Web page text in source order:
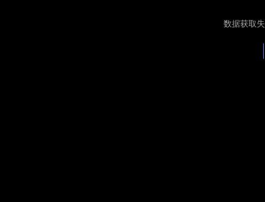
数据获取